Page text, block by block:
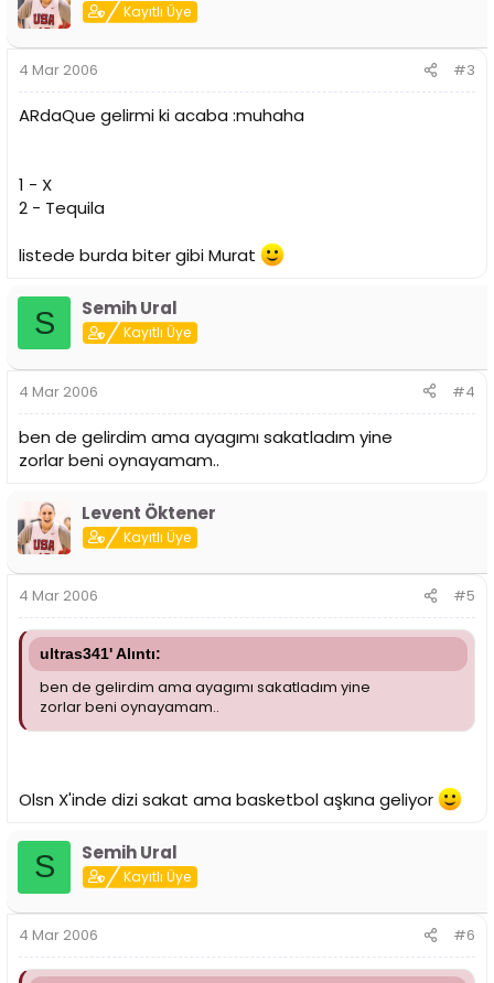
Kayıtlı Üye
4 Mar 2006 #3
ARdaQue gelirmi ki acaba :muhaha
1 - X
2 - Tequila
listede burda biter gibi Murat
S Semih Ural
Kayıtlı Üye
4 Mar 2006 #4
ben de gelirdim ama ayagımı sakatladım yine
zorlar beni oynayamam..
Levent Öktener
Kayıtlı Üye
4 Mar 2006 #5
ultras341' Alıntı:
ben de gelirdim ama ayagımı sakatladım yine
zorlar beni oynayamam..
Olsn X'inde dizi sakat ama basketbol aşkına geliyor
S Semih Ural
Kayıtlı Üye
4 Mar 2006 #6